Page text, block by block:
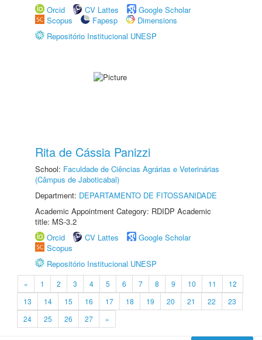
Orcid
CV Lattes
Google Scholar
Scopus
Fapesp
Dimensions
Repositório Institucional UNESP
Rita de Cássia Panizzi
School: Faculdade de Ciências Agrárias e Veterinárias
(Câmpus de Jaboticabal)
Department: DEPARTAMENTO DE FITOSSANIDADE
Academic Appointment Category: RDIDP Academic
title: MS-3.2
Orcid
CV Lattes
Google Scholar
Scopus
Repositório Institucional UNESP
« 1 2 3 4 5 6 7 8 9 10 11
12
13
14 15 16 17 18 19 20 21 22
23
24
25 26 27 »